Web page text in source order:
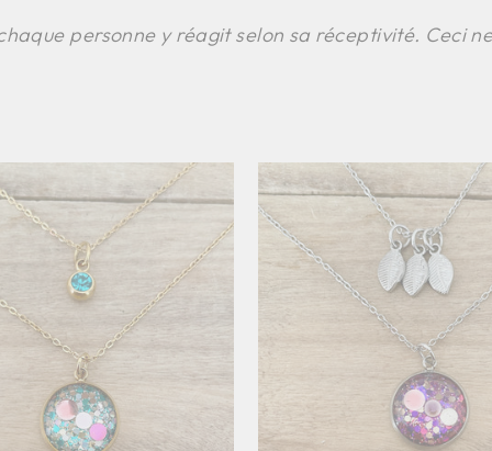
personne y réagit selon sa réceptivité. Ceci